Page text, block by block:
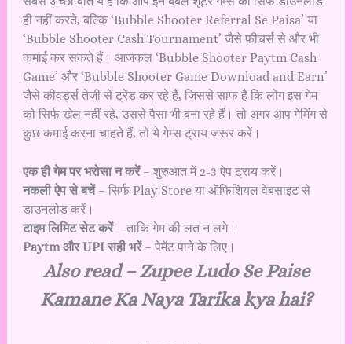
ही नहीं करते, बल्कि ‘Bubble Shooter Referral Se Paisa’ या
‘Bubble Shooter Cash Tournament’ जैसे फीचर्स से और भी
कमाई कर सकते हैं। आजकल ‘Bubble Shooter Paytm Cash
Game’ और ‘Bubble Shooter Game Download and Earn’
जैसे कीवर्ड्स तेजी से ट्रेंड कर रहे हैं, जिससे साफ है कि लोग इस गेम
को सिर्फ खेल नहीं रहे, उससे पैसा भी बना रहे हैं। तो अगर आप गेमिंग से
कुछ कमाई करना चाहते हैं, तो ये गेम्स ट्राय जरूर करें।
एक ही गेम पर भरोसा न करें– शुरुआत में 2-3 ऐप ट्राय करें।
नकली ऐप से बचें– सिर्फ Play Store या ऑफिशियल वेबसाइट से
डाउनलोड करें।
टाइम लिमिट सेट करें– ताकि गेम की लत न लगे।
Paytm और UPI सही भरें– पेमेंट पाने के लिए।
Also read –Zupee Ludo Se Paise
Kamane Ka Naya Tarika kya hai?